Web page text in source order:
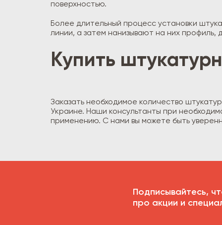
поверхностью.
Более длительный процесс установки
линии, а затем нанизывают на них профиль,
Купить
Заказать необходимое количество
Украине. Наши консультанты при
применению. С нами вы можете быть
Подписывайтесь,
про акции и